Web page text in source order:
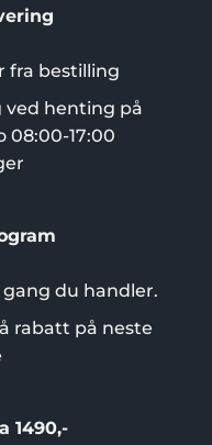
fra bestilling
ved henting på
08:00-17:00
du handler.
rabatt på neste
1490,-